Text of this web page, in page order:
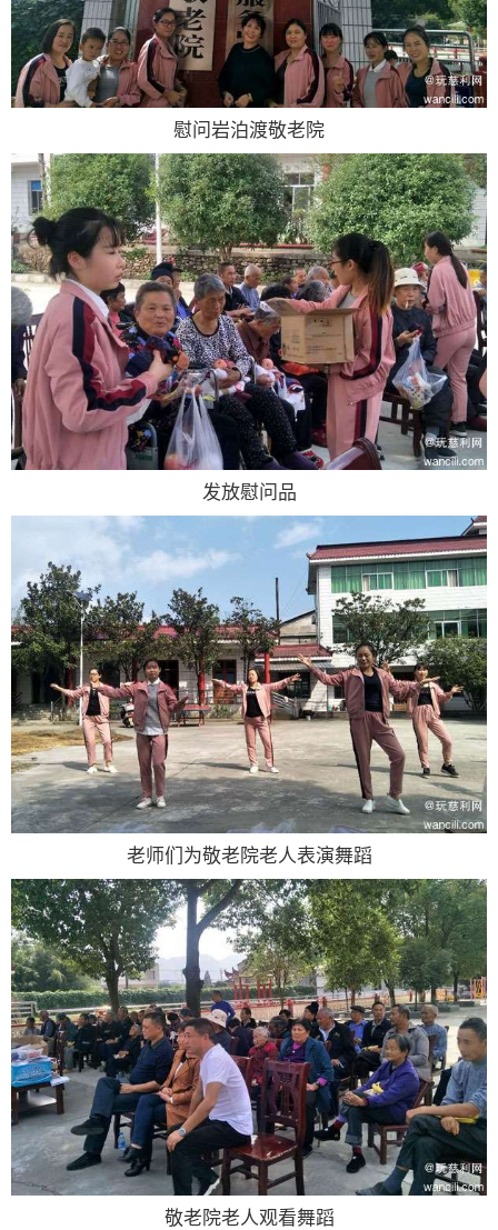
慰问岩泊渡敬老院
发放慰问品
老师们为敬老院老人表演舞蹈
敬老院老人观看舞蹈